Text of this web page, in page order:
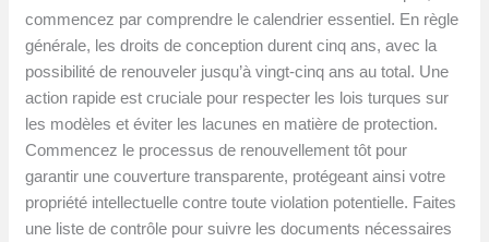
commencez par comprendre le calendrier essentiel. En règle
générale, les droits de conception durent cinq ans, avec la
possibilité de renouveler jusqu’à vingt-cinq ans au total. Une
action rapide est cruciale pour respecter les lois turques sur
les modèles et éviter les lacunes en matière de protection.
Commencez le processus de renouvellement tôt pour
garantir une couverture transparente, protégeant ainsi votre
propriété intellectuelle contre toute violation potentielle. Faites
une liste de contrôle pour suivre les documents nécessaires